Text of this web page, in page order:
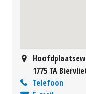
1775 TA
Telefoon